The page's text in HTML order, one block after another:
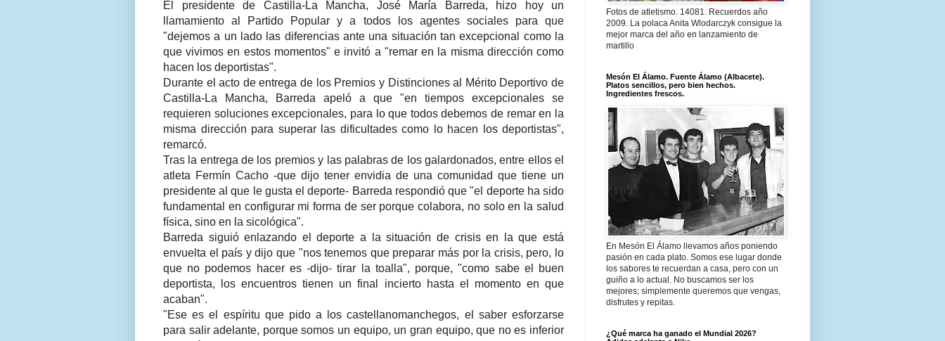
El presidente de Castilla-La Mancha, José María Barreda, hizo hoy un
llamamiento al Partido Popular y a todos los agentes sociales para que
"dejemos a un lado las diferencias ante una situación tan excepcional como la
que vivimos en estos momentos" e invitó a "remar en la misma dirección como
hacen los deportistas".
Durante el acto de entrega de los Premios y Distinciones al Mérito Deportivo de
Castilla-La Mancha, Barreda apeló a que "en tiempos excepcionales se
requieren soluciones excepcionales, para lo que todos debemos de remar en la
misma dirección para superar las dificultades como lo hacen los deportistas",
remarcó.
Tras la entrega de los premios y las palabras de los galardonados, entre ellos el
atleta Fermín Cacho -que dijo tener envidia de una comunidad que tiene un
presidente al que le gusta el deporte- Barreda respondió que "el deporte ha sido
fundamental en configurar mi forma de ser porque colabora, no solo en la salud
física, sino en la sicológica".
Barreda siguió enlazando el deporte a la situación de crisis en la que está
envuelta el país y dijo que "nos tenemos que preparar más por la crisis, pero, lo
que no podemos hacer es -dijo- tirar la toalla", porque, "como sabe el buen
deportista, los encuentros tienen un final incierto hasta el momento en que
acaban".
"Ese es el espíritu que pido a los castellanomanchegos, el saber esforzarse
para salir adelante, porque somos un equipo, un gran equipo, que no es inferior
Fotos de atletismo. 14081. Recuerdos año
2009. La polaca Anita Wlodarczyk consigue la
mejor marca del año en lanzamiento de
martillo
Mesón El Álamo. Fuente Álamo (Albacete).
Platos sencillos, pero bien hechos.
Ingredientes frescos.
En Mesón El Álamo llevamos años poniendo
pasión en cada plato. Somos ese lugar donde
los sabores te recuerdan a casa, pero con un
guiño a lo actual. No buscamos ser los
mejores; simplemente queremos que vengas,
disfrutes y repitas.
¿Qué marca ha ganado el Mundial 2026?